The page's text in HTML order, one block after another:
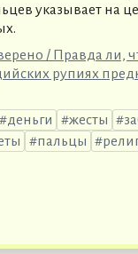
указывает на
/ Правда ли,
рупиях
деньги жесты
пальцы